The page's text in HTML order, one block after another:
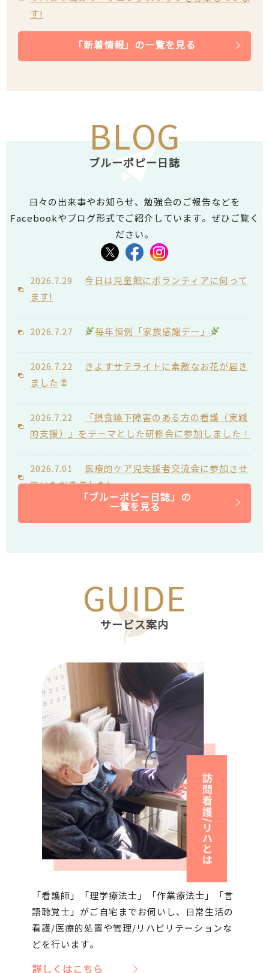
す!
きよすサテライト 2026年7月開設予
4月より新しく看護師・理学療法士が
入職いたしました!
2026.3.27
今月より新しく入職した看護スタッフ
よりご挨拶させていただきます!
【続報】清須サテライト開設準備中｜
2026.1.05
査結果
「新着情報」の一覧を見る
BLOG
ブルーポピー日誌
日々の出来事やお知らせ、勉強会のご報告などを
Facebookやブログ形式でご紹介しています。ぜひご覧く
ださい。
2026.7.29
今日は児童館にボランティアに伺って
ます!
2026.7.27 毎年恒例「家族感謝デー」
2026.7.22
きよすサテライトに素敵なお花が届き
ました
2026.7.22
「摂食嚥下障害のある方の看護（実践
的支援）」をテーマとした研修会に参加しました！
2026.7.01
医療的ケア児支援者交流会に参加させ
ていただきました!
り、第2回勉強会を橘クリニック様にて開催しまし
弊社主催の居宅介護支援事業所向けセ
2026.5.26
第4回ブルーポピー杯ボッチャ大会を
開催しました!
2026.5.11
医療的ケア児の災害対策・機器展に参
加しました！
1 2 3 … 22 次へ »
「ブルーポピー日誌 」の
一覧を見る
GUIDE
サービス案内
「看護師」「理学療法士」「作業療法士」「言
語聴覚士」がご自宅までお伺いし、日常生活の
看護/医療的処置や管理/リハビリテーションな
どを行います。
詳しくはこちら